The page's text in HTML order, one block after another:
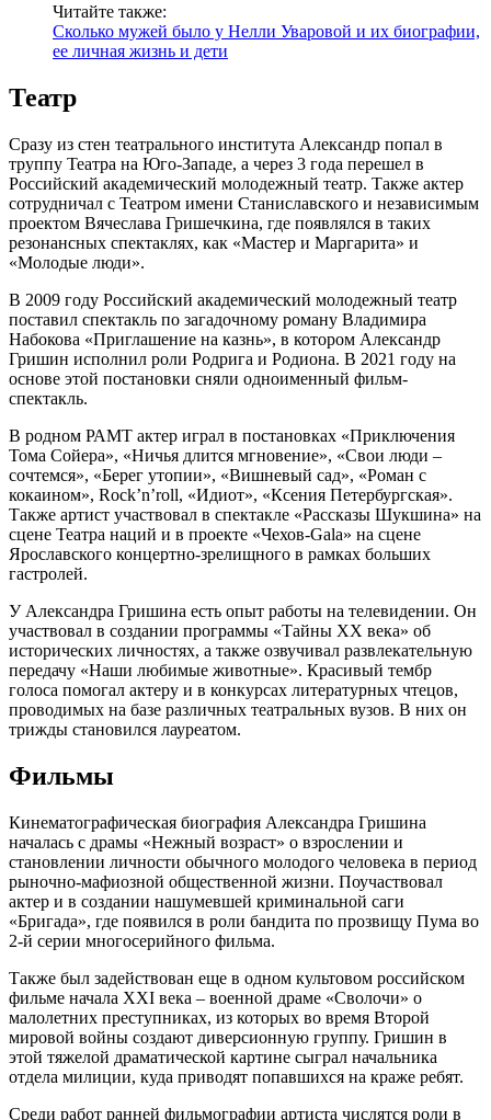
Читайте также:
Сколько мужей было у Нелли Уваровой и их биографии,
ее личная жизнь и дети
Театр
Сразу из стен театрального института Александр попал в
труппу Театра на Юго-Западе, а через 3 года перешел в
Российский академический молодежный театр. Также актер
сотрудничал с Театром имени Станиславского и независимым
проектом Вячеслава Гришечкина, где появлялся в таких
резонансных спектаклях, как «Мастер и Маргарита» и
«Молодые люди».
В 2009 году Российский академический молодежный театр
поставил спектакль по загадочному роману Владимира
Набокова «Приглашение на казнь», в котором Александр
Гришин исполнил роли Родрига и Родиона. В 2021 году на
основе этой постановки сняли одноименный фильм-
спектакль.
В родном РАМТ актер играл в постановках «Приключения
Тома Сойера», «Ничья длится мгновение», «Свои люди –
сочтемся», «Берег утопии», «Вишневый сад», «Роман с
кокаином», Rock’n’roll, «Идиот», «Ксения Петербургская».
Также артист участвовал в спектакле «Рассказы Шукшина» на
сцене Театра наций и в проекте «Чехов-Gala» на сцене
Ярославского концертно-зрелищного в рамках больших
гастролей.
У Александра Гришина есть опыт работы на телевидении. Он
участвовал в создании программы «Тайны XX века» об
исторических личностях, а также озвучивал развлекательную
передачу «Наши любимые животные». Красивый тембр
голоса помогал актеру и в конкурсах литературных чтецов,
проводимых на базе различных театральных вузов. В них он
трижды становился лауреатом.
Фильмы
Кинематографическая биография Александра Гришина
началась с драмы «Нежный возраст» о взрослении и
становлении личности обычного молодого человека в период
рыночно-мафиозной общественной жизни. Поучаствовал
актер и в создании нашумевшей криминальной саги
«Бригада», где появился в роли бандита по прозвищу Пума во
2-й серии многосерийного фильма.
Также был задействован еще в одном культовом российском
фильме начала XXI века – военной драме «Сволочи» о
малолетних преступниках, из которых во время Второй
мировой войны создают диверсионную группу. Гришин в
этой тяжелой драматической картине сыграл начальника
отдела милиции, куда приводят попавшихся на краже ребят.
Среди работ ранней фильмографии артиста числятся роли в